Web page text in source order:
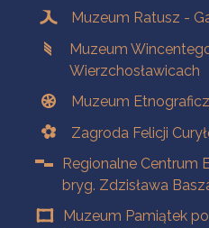
Muzeum Ratusz -
Muzeum
Wierzchosławicach
Muzeum
Zagroda Felicji
Regionalne Centrum
bryg. Zdzisława
Muzeum Pamiątek